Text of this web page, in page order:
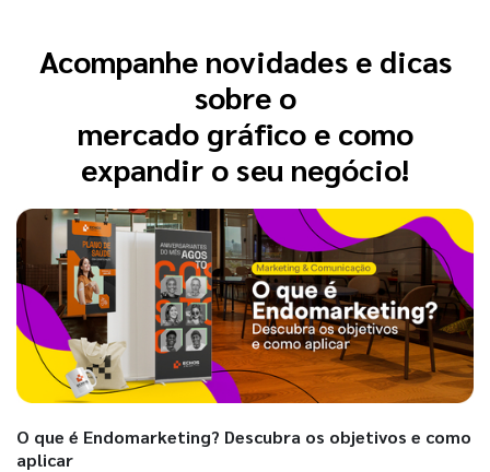
Acompanhe novidades e dicas
sobre o
mercado gráfico e como
expandir o seu negócio!
O que é Endomarketing? Descubra os objetivos e como
aplicar